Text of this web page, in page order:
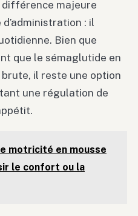
différence majeure
: il
Bien que
que le sémaglutide en
il reste une option
une régulation de
motricité en mousse
le confort ou la